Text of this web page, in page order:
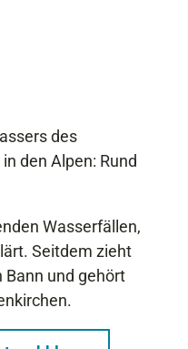
des
den Alpen: Rund
Wasserfällen,
Seitdem zieht
Bann und gehört